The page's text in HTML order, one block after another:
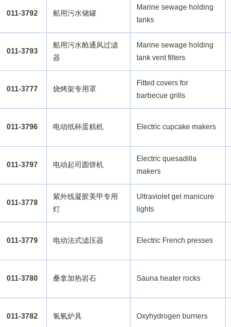
011-3792 船用污水储罐
Marine sewage holding
tanks
011-3793
船用污水舱通风过滤
器
Marine sewage holding
tank vent filters
011-3777 烧烤架专用罩
Fitted covers for
barbecue grills
011-3796 电动纸杯蛋糕机 Electric cupcake makers
011-3797 电动起司圆饼机
Electric quesadilla
makers
011-3778
紫外线凝胶美甲专用
灯
Ultraviolet gel manicure
lights
011-3779 电动法式滤压器 Electric French presses
011-3780 桑拿加热岩石 Sauna heater rocks
011-3782 氢氧炉具 Oxyhydrogen burners